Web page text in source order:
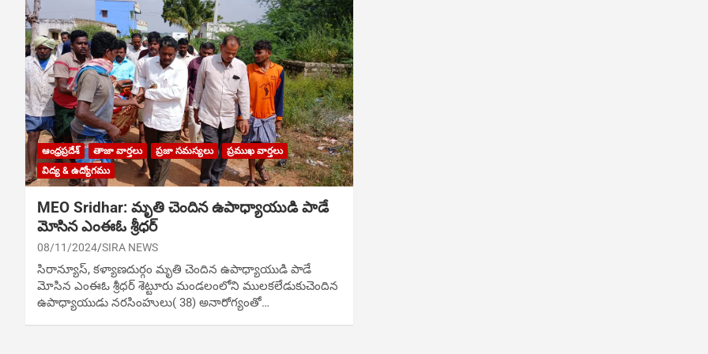
ఆంధ్రప్రదేశ్ తాజా వార్తలు ప్రజా సమస్యలు
ప్రముఖ వార్తలు
విద్య & ఉద్యోగము
MEO Sridhar: మృతి చెందిన ఉపాధ్యాయుడి పాడే
మోసిన ఎంఈఓ శ్రీధర్
08/11/2024 SIRA NEWS
సిరాన్యూస్‌, కళ్యాణదుర్గం మృతి చెందిన ఉపాధ్యాయుడి పాడే
మోసిన ఎంఈఓ శ్రీధర్ శెట్టూరు మండలంలోని ములకలేడుకుచెందిన
ఉపాధ్యాయుడు నరసింహులు( 38) అనారోగ్యంతో…